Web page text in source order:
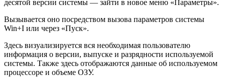
десятой версии системы — зайти в новое меню «Параметры».
Вызывается оно посредством вызова параметров системы
Win+I или через «Пуск».
Здесь визуализируется вся необходимая пользователю
информация о версии, выпуске и разрядности используемой
системы. Также здесь отображаются данные об используемом
процессоре и объеме ОЗУ.